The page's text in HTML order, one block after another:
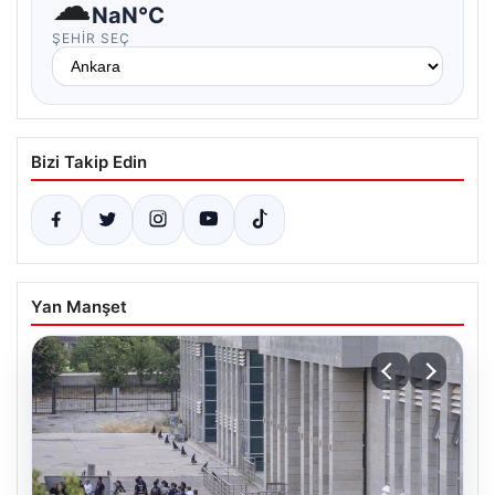
NaN°C
ŞEHIR SEÇ
Bizi Takip Edin
Yan Manşet